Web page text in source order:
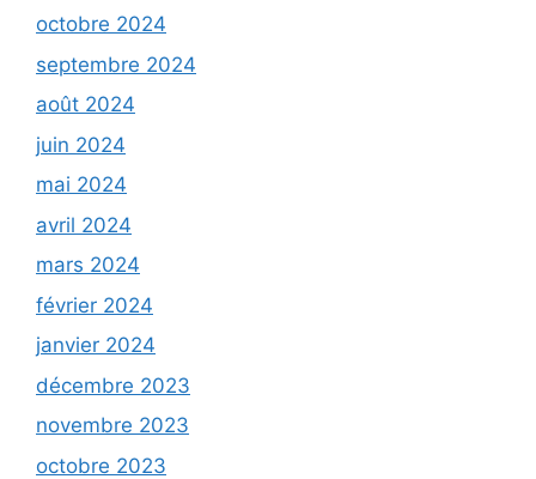
octobre 2024
septembre 2024
août 2024
juin 2024
mai 2024
avril 2024
mars 2024
février 2024
janvier 2024
décembre 2023
novembre 2023
octobre 2023